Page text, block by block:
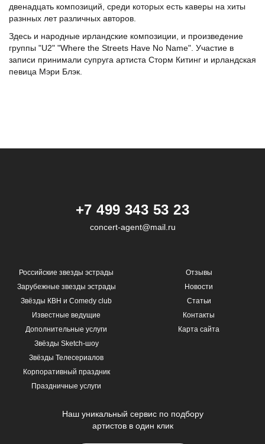
двенадцать композиций, среди которых есть каверы на хиты
разнных лет различных авторов.
Здесь и народные ирландские композиции, и произведение
группы "U2" "Where the Streets Have No Name". Участие в
записи принимали супруга артиста Сторм Китинг и ирландская
певица Мэри Блэк.
+7 499 343 53 23
concert-agent@mail.ru
Российские звезды эстрады
Зарубежные звезды эстрады
Звёзды КВН и Comedy club
Известные ведущие
Дополнительные услуги
Звёзды Sketch-шоу
Звёзды Телесериалов
Корпоративный праздник
Праздничные услуги
Отзывы
Новости
Статьи
Контакты
Карта сайта
Наш уникальный сервис по подбору
артистов в один клик